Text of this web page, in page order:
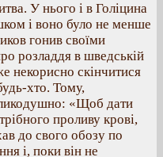
У нього і в Голіцина
і воно було не менше
гонив своїми
розладдя в шведській
некорисно скінчитися
хто. Тому,
«Щоб дати
проливу крові,
до свого обозу по
і, поки він не